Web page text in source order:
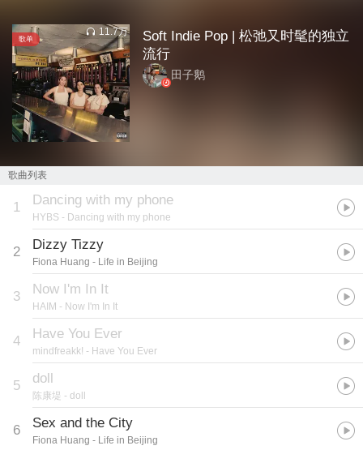
歌单
11.7万
Soft Indie Pop | 松弛又时髦的独立
流行
田子鹅
歌曲列表
1 Dancing with my phone
HYBS - Dancing with my phone
2 Dizzy Tizzy
Fiona Huang - Life in Beijing
3 Now I'm In It
HAIM - Now I'm In It
4 Have You Ever
mindfreakk! - Have You Ever
5 doll
陈康堤 - doll
6 Sex and the City
Fiona Huang - Life in Beijing